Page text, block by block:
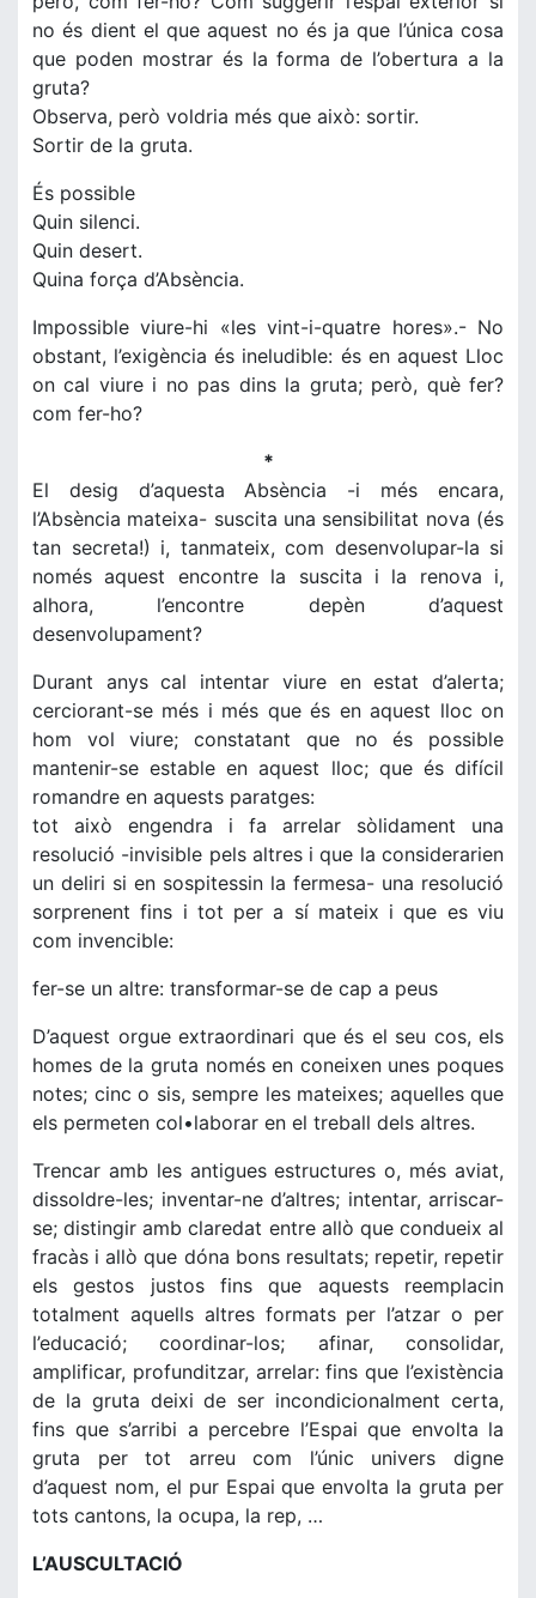
no és dient el que aquest no és ja que l’única cosa
que poden mostrar és la forma de l’obertura a la
gruta?
Observa, però voldria més que això: sortir.
Sortir de la gruta.
És possible
Quin silenci.
Quin desert.
Quina força d’Absència.
Impossible viure-hi «les vint-i-quatre hores».- No
obstant, l’exigència és ineludible: és en aquest Lloc
on cal viure i no pas dins la gruta; però, què fer?
com fer-ho?
*
El desig d’aquesta Absència -i més encara,
l’Absència mateixa- suscita una sensibilitat nova (és
tan secreta!) i, tanmateix, com desenvolupar-la si
només aquest encontre la suscita i la renova i,
alhora, l’encontre depèn d’aquest
desenvolupament?
Durant anys cal intentar viure en estat d’alerta;
cerciorant-se més i més que és en aquest lloc on
hom vol viure; constatant que no és possible
mantenir-se estable en aquest lloc; que és difícil
romandre en aquests paratges:
tot això engendra i fa arrelar sòlidament una
resolució -invisible pels altres i que la considerarien
un deliri si en sospitessin la fermesa- una resolució
sorprenent fins i tot per a sí mateix i que es viu
com invencible:
fer-se un altre: transformar-se de cap a peus
D’aquest orgue extraordinari que és el seu cos, els
homes de la gruta només en coneixen unes poques
notes; cinc o sis, sempre les mateixes; aquelles que
els permeten col•laborar en el treball dels altres.
Trencar amb les antigues estructures o, més aviat,
dissoldre-les; inventar-ne d’altres; intentar, arriscar-
se; distingir amb claredat entre allò que condueix al
fracàs i allò que dóna bons resultats; repetir, repetir
els gestos justos fins que aquests reemplacin
totalment aquells altres formats per l’atzar o per
l’educació; coordinar-los; afinar, consolidar,
amplificar, profunditzar, arrelar: fins que l’existència
de la gruta deixi de ser incondicionalment certa,
fins que s’arribi a percebre l’Espai que envolta la
gruta per tot arreu com l’únic univers digne
d’aquest nom, el pur Espai que envolta la gruta per
tots cantons, la ocupa, la rep, …
L’AUSCULTACIÓ